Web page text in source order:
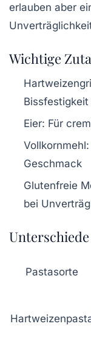
erlauben aber
Wichtige
Bissfestigkeit
Eier: Für
Vollkornmehl
Geschmack
Glutenfreie
bei
Pastasorte